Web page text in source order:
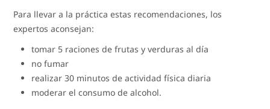
Para llevar a la práctica estas recomendaciones, los
expertos aconsejan:
tomar 5 raciones de frutas y verduras al día
no fumar
realizar 30 minutos de actividad física diaria
moderar el consumo de alcohol.